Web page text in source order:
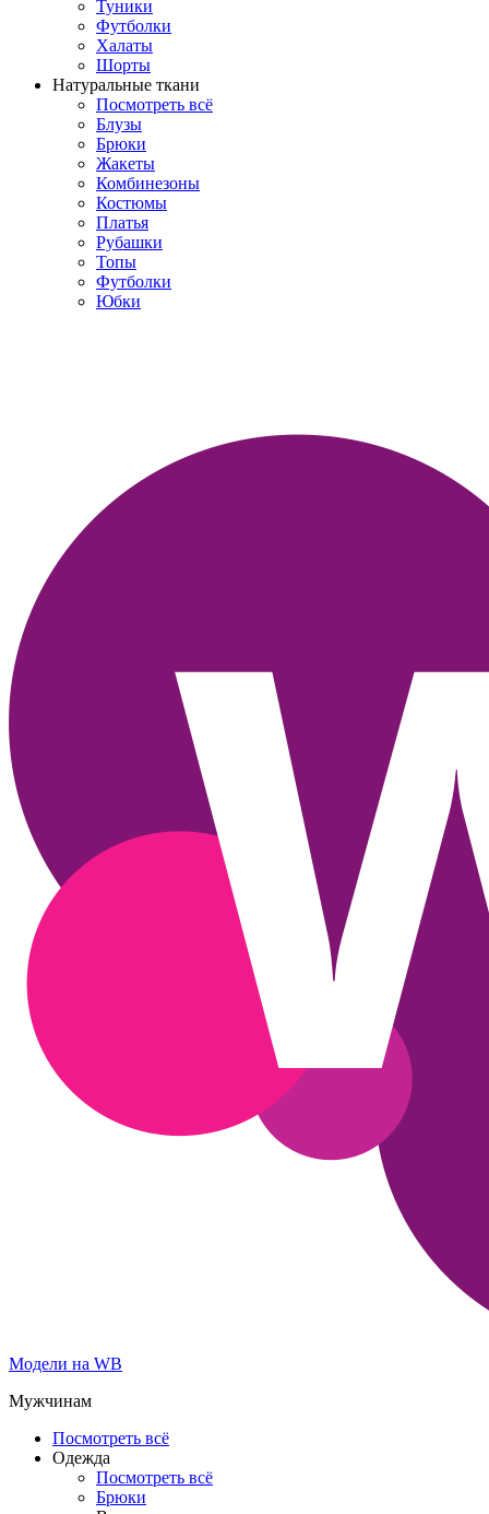
Туники
Футболки
Халаты
Шорты
Натуральные ткани
Посмотреть всё
Блузы
Брюки
Жакеты
Комбинезоны
Костюмы
Платья
Рубашки
Топы
Футболки
Юбки
Модели на WB
Мужчинам
Посмотреть всё
Одежда
Посмотреть всё
Брюки